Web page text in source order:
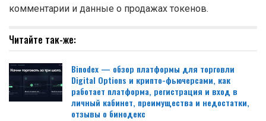
комментарии и данные о продажах токенов.
Читайте так-же:
Binodex — обзор платформы для торговли
Digital Options и крипто-фьючерсами, как
работает платформа, регистрация и вход в
личный кабинет, преимущества и недостатки,
отзывы о бинодекс